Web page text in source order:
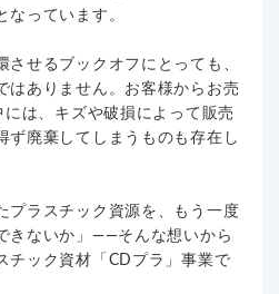
なっています。
させるブックオフにとっても、
はありません。お客様からお売
は、キズや破損によって販売
ず廃棄してしまうものも存在し
プラスチック資源を、もう一度
きないか」——そんな想いから
チック資材「CDプラ」事業で